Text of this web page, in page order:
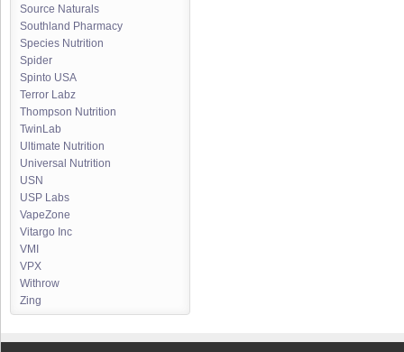
Source Naturals
Southland Pharmacy
Species Nutrition
Spider
Spinto USA
Terror Labz
Thompson Nutrition
TwinLab
Ultimate Nutrition
Universal Nutrition
USN
USP Labs
VapeZone
Vitargo Inc
VMI
VPX
Withrow
Zing